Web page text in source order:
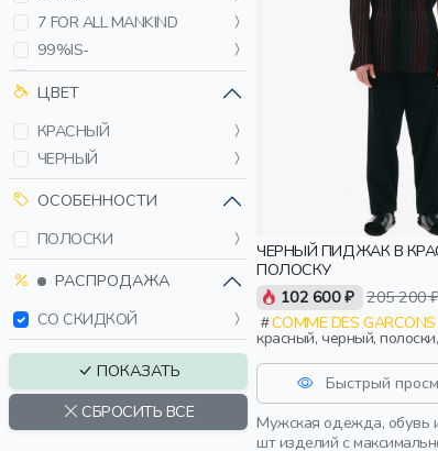
7 FOR ALL MANKIND
99%IS-
A-COLD-WALL*
A.P.C.
ACNE STUDIOS
ACRONYM
AIREI
ALLUDE
AMI PARIS
AMIRI
ARMATA DI MARE
ARTIOLI
ASKENT
ЦВЕТ
КРАСНЫЙ
ЧЕРНЫЙ
ОСОБЕННОСТИ
ПОЛОСКИ
РАСПРОДАЖА
СО СКИДКОЙ
ПОКАЗАТЬ
СБРОСИТЬ ВСЕ
ЧЕРНЫЙ ПИДЖАК В
ПОЛОСКУ
102 600 ₽ 205 200
COMME DES
красный, черный,
взрослые
Быстрый
Мужская одежда, обувь
шт изделий с